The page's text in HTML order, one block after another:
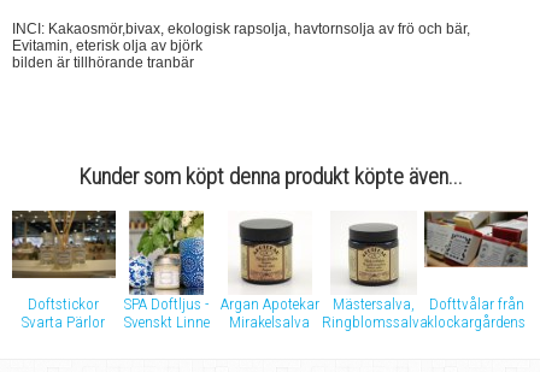
INCI: Kakaosmör,bivax, ekologisk rapsolja, havtornsolja av frö och bär,
Evitamin, eterisk olja av björk
bilden är tillhörande tranbär
Kunder som köpt denna produkt köpte även...
Doftstickor
Svarta Pärlor
SPA Doftljus -
Svenskt Linne
Argan Apotekar
Mirakelsalva
Mästersalva,
Ringblomssalva
Dofttvålar från
klockargårdens